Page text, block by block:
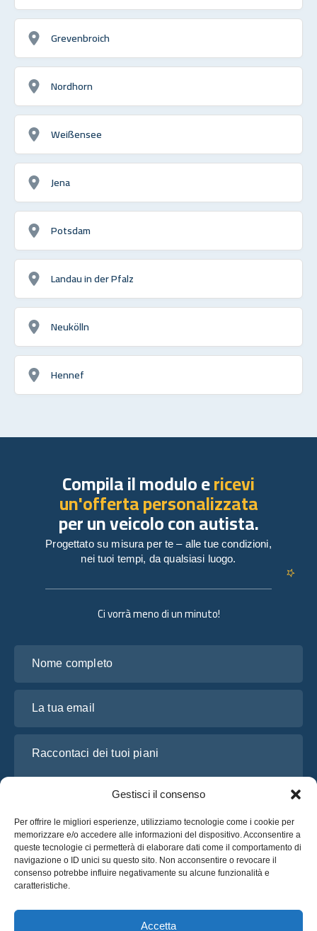
Gestisci il consenso
Per offrire le migliori esperienze, utilizziamo tecnologie come i cookie per
memorizzare e/o accedere alle informazioni del dispositivo. Acconsentire a
queste tecnologie ci permetterà di elaborare dati come il comportamento di
navigazione o ID unici su questo sito. Non acconsentire o revocare il
consenso potrebbe influire negativamente su alcune funzionalità e
caratteristiche.
Accetta
Grevenbroich
Nordhorn
Weißensee
Jena
Potsdam
Landau in der Pfalz
Neukölln
Hennef
Ci vorrà meno di un minuto!
Ho letto e accetto l’
Richiedi un preventivo
Compila il modulo ericevi
un'offerta personalizzata
per un veicolo con autista.
Progettato su misura per te – alle tue condizioni,
nei tuoi tempi, da qualsiasi luogo.